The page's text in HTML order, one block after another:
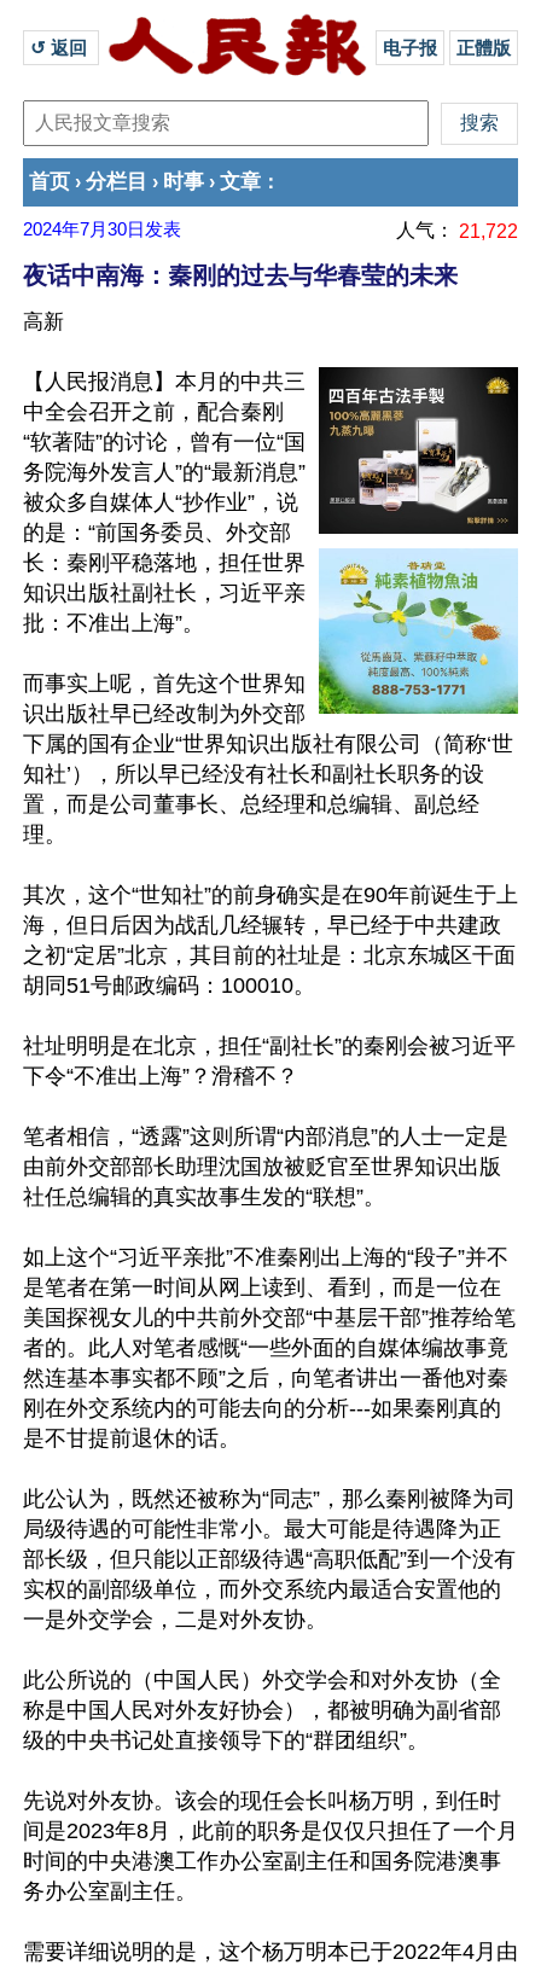
↺ 返回 电子报 正體版
首页 › 分栏目 › 时事 › 文章 ：
2024年7月30日 发表 人气： 21,722
夜话中南海：秦刚的过去与华春莹的未来
高新
【人民报消息】本月的中共三
中全会召开之前，配合秦刚
“软著陆”的讨论，曾有一位“国
务院海外发言人”的“最新消息”
被众多自媒体人“抄作业”，说
的是：“前国务委员、外交部
长：秦刚平稳落地，担任世界
知识出版社副社长，习近平亲
批：不准出上海”。
而事实上呢，首先这个世界知
识出版社早已经改制为外交部
下属的国有企业“世界知识出版社有限公司（简称‘世
知社’），所以早已经没有社长和副社长职务的设
置，而是公司董事长、总经理和总编辑、副总经
理。
其次，这个“世知社”的前身确实是在90年前诞生于上
海，但日后因为战乱几经辗转，早已经于中共建政
之初“定居”北京，其目前的社址是：北京东城区干面
胡同51号邮政编码：100010。
社址明明是在北京，担任“副社长”的秦刚会被习近平
下令“不准出上海”？滑稽不？
笔者相信，“透露”这则所谓“内部消息”的人士一定是
由前外交部部长助理沈国放被贬官至世界知识出版
社任总编辑的真实故事生发的“联想”。
如上这个“习近平亲批”不准秦刚出上海的“段子”并不
是笔者在第一时间从网上读到、看到，而是一位在
美国探视女儿的中共前外交部“中基层干部”推荐给笔
者的。此人对笔者感慨“一些外面的自媒体编故事竟
然连基本事实都不顾”之后，向笔者讲出一番他对秦
刚在外交系统内的可能去向的分析---如果秦刚真的
是不甘提前退休的话。
此公认为，既然还被称为“同志”，那么秦刚被降为司
局级待遇的可能性非常小。最大可能是待遇降为正
部长级，但只能以正部级待遇“高职低配”到一个没有
实权的副部级单位，而外交系统内最适合安置他的
一是外交学会，二是对外友协。
此公所说的（中国人民）外交学会和对外友协（全
称是中国人民对外友好协会），都被明确为副省部
级的中央书记处直接领导下的“群团组织”。
先说对外友协。该会的现任会长叫杨万明，到任时
间是2023年8月，此前的职务是仅仅只担任了一个月
时间的中央港澳工作办公室副主任和国务院港澳事
务办公室副主任。
需要详细说明的是，这个杨万明本已于2022年4月由